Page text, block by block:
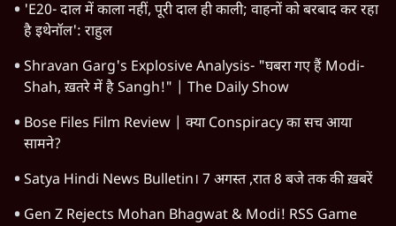
'E20- दाल में काला नहीं, पूरी दाल ही काली; वाहनों को बरबाद कर रहा
है इथेनॉल': राहुल
Shravan Garg's Explosive Analysis- "घबरा गए हैं Modi-
Shah, ख़तरे में है Sangh!" | The Daily Show
Bose Files Film Review | क्या Conspiracy का सच आया
सामने?
Satya Hindi News Bulletin। 7 अगस्त ,रात 8 बजे तक की ख़बरें
Gen Z Rejects Mohan Bhagwat & Modi! RSS Game